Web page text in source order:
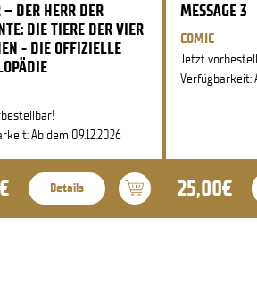
– DER HERR DER
DIE TIERE DER VIER
- DIE OFFIZIELLE
Ab dem 09.12.2026
Details
MESSAGE 3
COMIC
Jetzt
Verfügbarkeit:
25,00€